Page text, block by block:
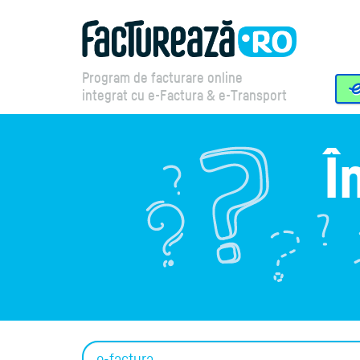
Program de facturare online
integrat cu e-Factura & e-Transport